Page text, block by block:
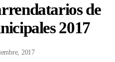
de
2017
2017